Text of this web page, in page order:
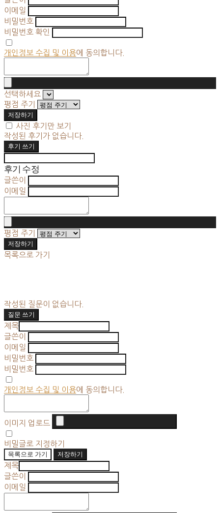
이메일
비밀번호
비밀번호 확인
개인정보 수집 및 이용에 동의합니다.
선택하세요
평점 주기
저장하기
사진 후기만 보기
작성된 후기가 없습니다.
후기 쓰기
후기 수정
글쓴이
이메일
평점 주기
저장하기
목록으로 가기
작성된 질문이 없습니다.
질문 쓰기
제목
글쓴이
이메일
비밀번호
비밀번호
개인정보 수집 및 이용에 동의합니다.
이미지 업로드
비밀글로 지정하기
목록으로 가기
저장하기
제목
글쓴이
이메일